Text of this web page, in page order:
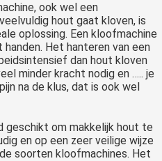
ook wel een
hout gaat kloven, is
oplossing. Een kloofmachine
Het hanteren van een
dan hout kloven
minder kracht nodig en ….. je
na de klus, dat is ook wel
geschikt om makkelijk hout te
en op een zeer veilige wijze
soorten kloofmachines. Het